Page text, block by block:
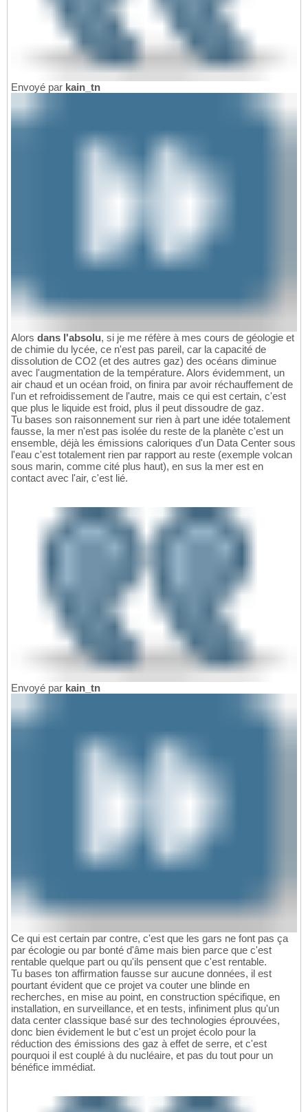
Envoyé par kain_tn
Alors dans l'absolu, si je me réfère à mes cours de géologie et
de chimie du lycée, ce n'est pas pareil, car la capacité de
dissolution de CO2 (et des autres gaz) des océans diminue
avec l'augmentation de la température. Alors évidemment, un
air chaud et un océan froid, on finira par avoir réchauffement de
l'un et refroidissement de l'autre, mais ce qui est certain, c'est
que plus le liquide est froid, plus il peut dissoudre de gaz.
Tu bases son raisonnement sur rien à part une idée totalement
fausse, la mer n'est pas isolée du reste de la planète c'est un
ensemble, déjà les émissions caloriques d'un Data Center sous
l'eau c'est totalement rien par rapport au reste (exemple volcan
sous marin, comme cité plus haut), en sus la mer est en
contact avec l'air, c'est lié.
Envoyé par kain_tn
Ce qui est certain par contre, c'est que les gars ne font pas ça
par écologie ou par bonté d'âme mais bien parce que c'est
rentable quelque part ou qu'ils pensent que c'est rentable.
Tu bases ton affirmation fausse sur aucune données, il est
pourtant évident que ce projet va couter une blinde en
recherches, en mise au point, en construction spécifique, en
installation, en surveillance, et en tests, infiniment plus qu'un
data center classique basé sur des technologies éprouvées,
donc bien évidement le but c'est un projet écolo pour la
réduction des émissions des gaz à effet de serre, et c'est
pourquoi il est couplé à du nucléaire, et pas du tout pour un
bénéfice immédiat.